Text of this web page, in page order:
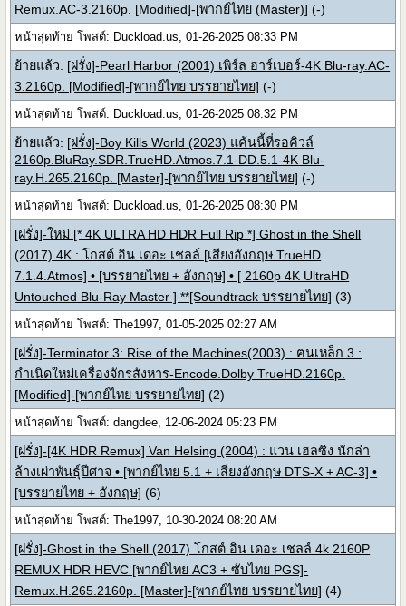
Remux.AC-3.2160p. [Modified]-[พากย์ไทย (Master)] (-)
หน้าสุดท้าย โพสต์: Duckload.us, 01-26-2025 08:33 PM
ย้ายแล้ว: [ฝรั่ง]-Pearl Harbor (2001) เพิร์ล ฮาร์เบอร์-4K Blu-ray.AC-
3.2160p. [Modified]-[พากย์ไทย บรรยายไทย] (-)
หน้าสุดท้าย โพสต์: Duckload.us, 01-26-2025 08:32 PM
ย้ายแล้ว: [ฝรั่ง]-Boy Kills World (2023) แค้นนี้ที่รอคิวล์
2160p.BluRay.SDR.TrueHD.Atmos.7.1-DD.5.1-4K Blu-
ray.H.265.2160p. [Master]-[พากย์ไทย บรรยายไทย] (-)
หน้าสุดท้าย โพสต์: Duckload.us, 01-26-2025 08:30 PM
[ฝรั่ง]-ใหม่ [* 4K ULTRA HD HDR Full Rip *] Ghost in the Shell
(2017) 4K : โกสต์ อิน เดอะ เชลล์ [เสียงอังกฤษ TrueHD
7.1.4.Atmos] • [บรรยายไทย + อังกฤษ] • [ 2160p 4K UltraHD
Untouched Blu-Ray Master ] **[Soundtrack บรรยายไทย] (3)
หน้าสุดท้าย โพสต์: The1997, 01-05-2025 02:27 AM
[ฝรั่ง]-Terminator 3: Rise of the Machines(2003) : ฅนเหล็ก 3 :
กำเนิดใหม่เครื่องจักรสังหาร-Encode.Dolby TrueHD.2160p.
[Modified]-[พากย์ไทย บรรยายไทย] (2)
หน้าสุดท้าย โพสต์: dangdee, 12-06-2024 05:23 PM
[ฝรั่ง]-[4K HDR Remux] Van Helsing (2004) : แวน เฮลซิง นักล่า
ล้างเผ่าพันธุ์ปีศาจ • [พากย์ไทย 5.1 + เสียงอังกฤษ DTS-X + AC-3] •
[บรรยายไทย + อังกฤษ] (6)
หน้าสุดท้าย โพสต์: The1997, 10-30-2024 08:20 AM
[ฝรั่ง]-Ghost in the Shell (2017) โกสต์ อิน เดอะ เชลล์ 4k 2160P
REMUX HDR HEVC [พากย์ไทย AC3 + ซับไทย PGS]-
Remux.H.265.2160p. [Master]-[พากย์ไทย บรรยายไทย] (4)